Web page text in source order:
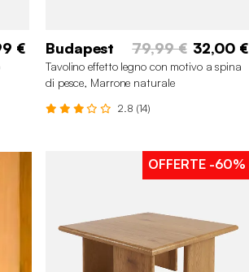
€ Budapest 79,99 € 32,00 €
Tavolino effetto legno con motivo a spina
di pesce, Marrone naturale
2.8 (14)
OFFERTE-60%